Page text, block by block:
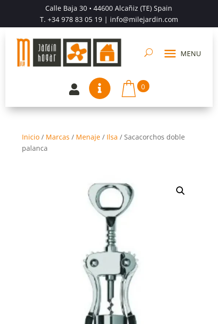
Calle Baja 30 • 44600 Alcañiz (TE) Spain
T. +34 978 83 05 19| info@milejardin.com
  0
Inicio/ Marcas / Menaje/ Ilsa / Sacacorchos doble
palanca